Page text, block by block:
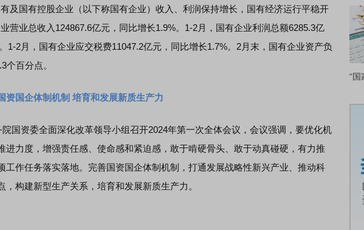
国有控股企业（以下称国有企业）收入、利润保持增长，国有经济运行平稳开
营业总收入124867.6亿元，同比增长1.9%。1-2月，国有企业利润总额6285.3亿
1-2月，国有企业应交税费11047.2亿元，同比增长1.7%。2月末，国有企业资产负
个百分点。
资国企体制机制 培育和发展新质生产力
资委全面深化改革领导小组召开2024年第一次全体会议，会议强调，要优化机
进力度，增强责任感、使命感和紧迫感，敢于啃硬骨头、敢于动真碰硬，有力推
工作任务落实落地。完善国资国企体制机制，打通发展战略性新兴产业、推动科
，构建新型生产关系，培育和发展新质生产力。
“国